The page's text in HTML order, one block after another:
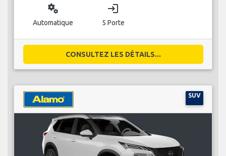
miscellaneous_services
Automatique
login
5 Porte
CONSULTEZ LES DÉTAILS...
SUV